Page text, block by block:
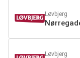
Løvbjerg
Løvbjerg